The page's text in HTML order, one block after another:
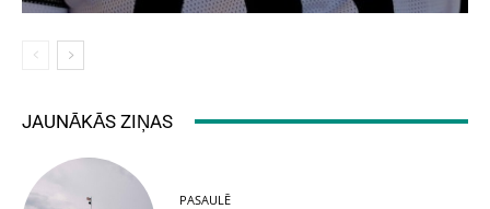
JAUNĀKĀS ZIŅAS
PASAULĒ